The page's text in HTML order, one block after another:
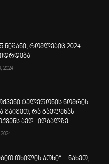
ნიშანი, რომლებიც 2024
2024
ტელეფონის ნომრის
გაიგეთ, რა გავლენას
ბედ–იღბალზე
თხილის ჯოხი“ – ნახეთ,